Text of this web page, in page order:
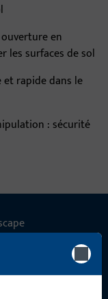
en
les surfaces de sol
rapide dans le
: sécurité
!